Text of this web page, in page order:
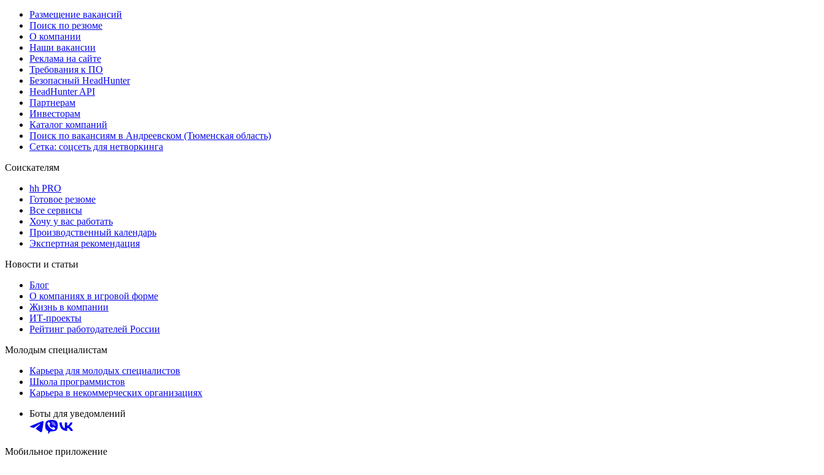
Размещение вакансий
Поиск по резюме
О компании
Наши вакансии
Реклама на сайте
Требования к ПО
Безопасный HeadHunter
HeadHunter API
Партнерам
Инвесторам
Каталог компаний
Поиск по вакансиям в Андреевском (Тюменская область)
Сетка: соцсеть для нетворкинга
Соискателям
hh PRO
Готовое резюме
Все сервисы
Хочу у вас работать
Производственный календарь
Экспертная рекомендация
Новости и статьи
Блог
О компаниях в игровой форме
Жизнь в компании
ИТ-проекты
Рейтинг работодателей России
Молодым специалистам
Карьера для молодых специалистов
Школа программистов
Карьера в некоммерческих организациях
Боты для уведомлений
Мобильное приложение